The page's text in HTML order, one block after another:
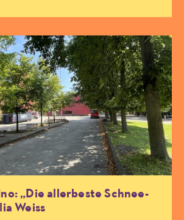
„Die allerbeste Schnee-
Weiss